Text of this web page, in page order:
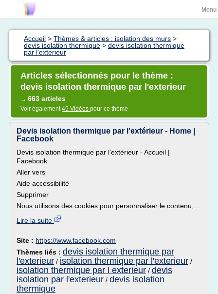
Menu
Accueil > Thèmes & articles : isolation des murs >
devis isolation thermique > devis isolation thermique
par l'exterieur
Articles sélectionnés pour le thème :
devis isolation thermique par l'exterieur
→ 663 articles
Voir également45 Vidéos pour ce thème
Devis isolation thermique par l'extérieur - Home |
Facebook
Devis isolation thermique par l'extérieur - Accueil |
Facebook
Aller vers
Aide accessibilité
Supprimer
Nous utilisons des cookies pour personnaliser le contenu,...
Lire la suite
Site : https://www.facebook.com
Thèmes liés : devis isolation thermique par
l'exterieur / isolation thermique par l'exterieur /
isolation thermique par l exterieur / devis
isolation par l'exterieur / devis isolation
thermique